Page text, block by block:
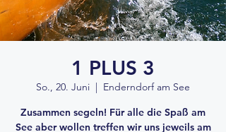
1 PLUS 3
So., 20. Juni
  |
Enderndorf am See
Zusammen segeln! Für alle die Spaß am
See aber wollen treffen wir uns jeweils am